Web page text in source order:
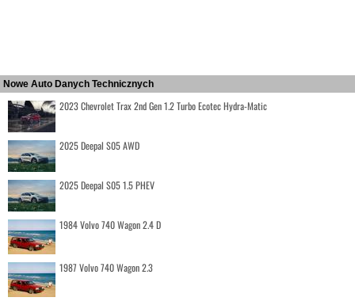
Nowe Auto Danych Technicznych
2023 Chevrolet Trax 2nd Gen 1.2 Turbo Ecotec Hydra-Matic
2025 Deepal S05 AWD
2025 Deepal S05 1.5 PHEV
1984 Volvo 740 Wagon 2.4 D
1987 Volvo 740 Wagon 2.3